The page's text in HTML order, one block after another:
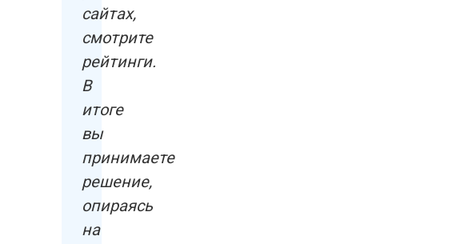
сайтах,
смотрите
рейтинги.
В
итоге
вы
принимаете
решение,
опираясь
на